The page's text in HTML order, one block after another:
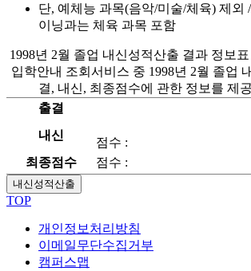
단, 예체능 과목(음악/미술/체육) 제외
이닝과는 체육 과목 포함
1998년 2월 졸업 내신성적산출 결과 정보
입학안내 조회서비스 중 1998년 2월 졸업
결, 내신, 최종점수에 관한 정보를 제
출결
내신
점수 :
최종점수
점수 :
내신성적산출
TOP
개인정보처리방침
이메일무단수집거부
캠퍼스맵